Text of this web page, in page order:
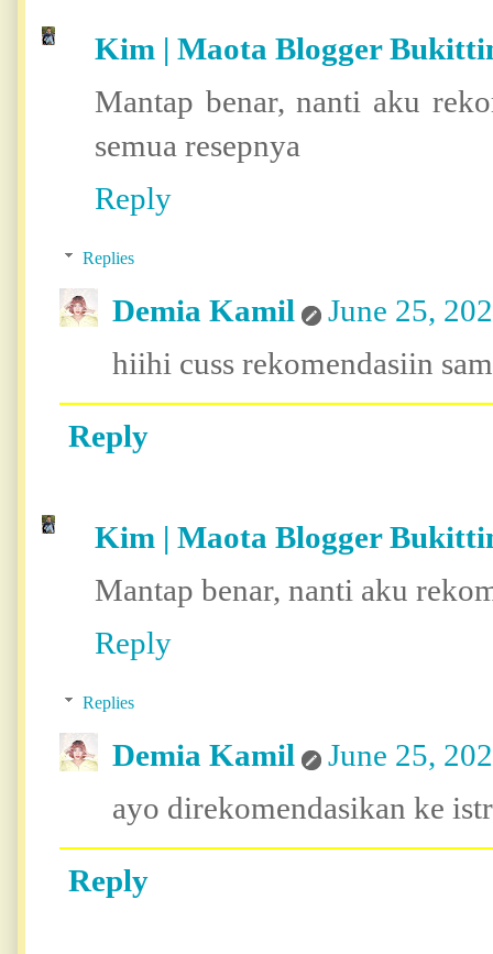
Kim | Maota Blogger
Mantap benar, nanti aku
semua resepnya
Reply
Replies
Demia Kamil
June 25,
hiihi cuss rekomendasiin
Reply
Kim | Maota Blogger
Mantap benar, nanti aku
Reply
Replies
Demia Kamil
June 25,
ayo direkomendasikan ke
Reply